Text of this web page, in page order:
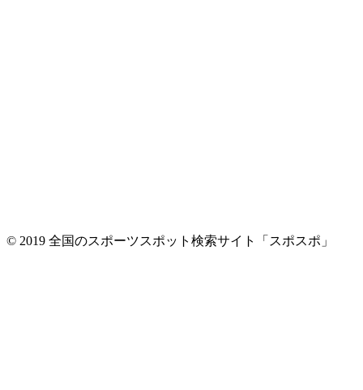
© 2019 全国のスポーツスポット検索サイト「スポスポ」